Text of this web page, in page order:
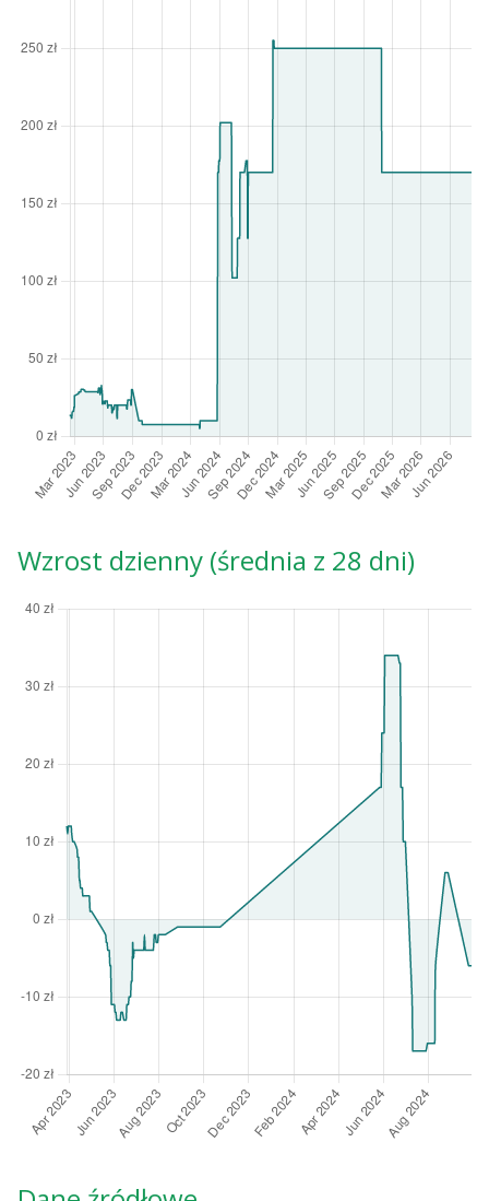
Wzrost dzienny (średnia z 28 dni)